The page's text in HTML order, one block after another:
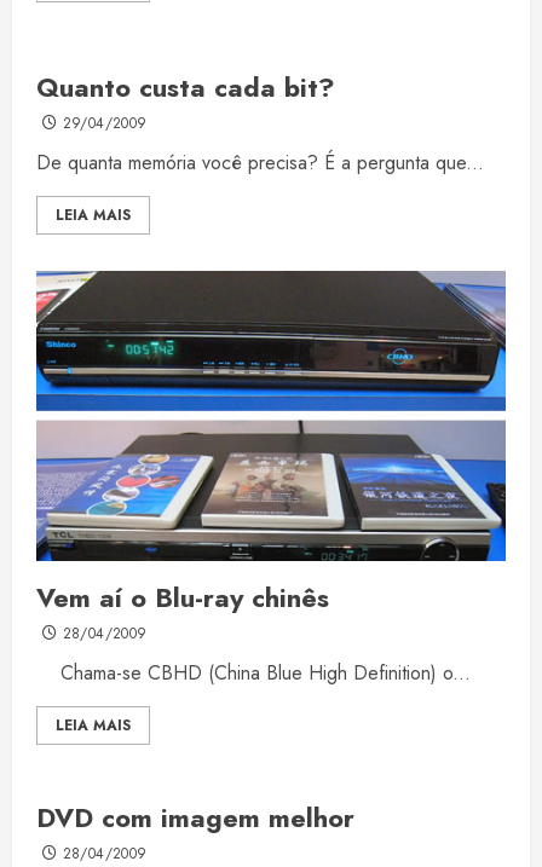
Quanto custa cada bit?
29/04/2009
De quanta memória você precisa? É a pergunta que...
LEIA MAIS
Vem aí o Blu-ray chinês
28/04/2009
Chama-se CBHD (China Blue High Definition) o...
LEIA MAIS
DVD com imagem melhor
28/04/2009